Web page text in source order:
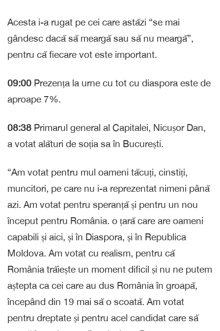
Acesta i-a rugat pe cei care astăzi “se mai
gândesc dacă să meargă sau să nu meargă”,
pentru că fiecare vot este important.
09:00 Prezența la urne cu tot cu diaspora este de
aproape 7%.
08:38 Primarul general al Capitalei, Nicușor Dan,
a votat alături de soția sa în București.
“Am votat pentru mul oameni tăcuți, cinstiți,
muncitori, pe care nu i-a reprezentat nimeni până
azi. Am votat pentru speranță și pentru un nou
început pentru România. o țară care are oameni
capabili și aici, și în Diaspora, și în Republica
Moldova. Am votat cu realism, pentru că
România trăiește un moment dificil și nu ne putem
aștepta ca cei care au dus România în groapă,
începând din 19 mai să o scoată. Am votat
pentru dreptate și pentru acel candidat care să